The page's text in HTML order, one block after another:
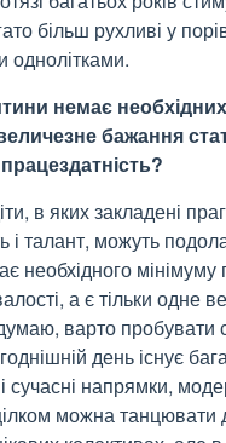
більш рухливі у
немає
бажання
в яких закладені
і талант, можуть
необхідного мінімуму
а є тільки одне
варто пробувати
день існує
сучасні напрямки,
можна танцювати